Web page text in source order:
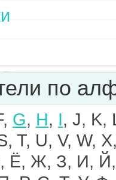
по
G, H, I, J, K,
T, U, V, W,
Ё, Ж, З, И, Й,